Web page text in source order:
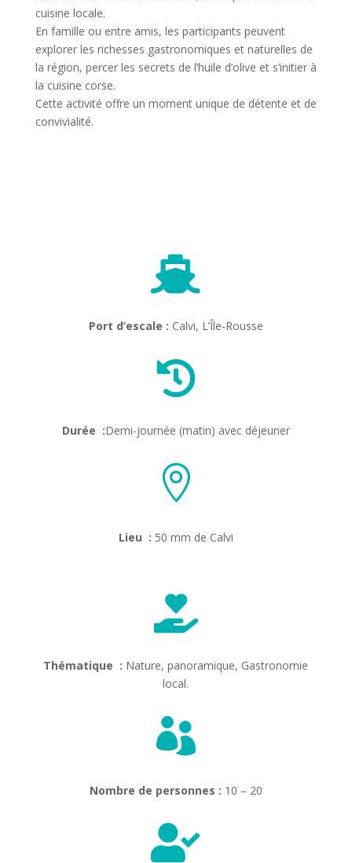
cuisine locale.
En famille ou entre amis, les participants peuvent
explorer les richesses gastronomiques et naturelles de
la région, percer les secrets de l’huile d’olive et s’initier à
la cuisine corse.
Cette activité offre un moment unique de détente et de
convivialité.

Port d’escale : Calvi, L’Île-Rousse

Durée :Demi-journée (matin) avec déjeuner

Lieu : 50 mm de Calvi

Thématique : Nature, panoramique, Gastronomie
local.

Nombre de personnes : 10 – 20
